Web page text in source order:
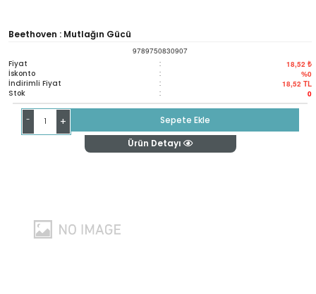
Beethoven : Mutlağın Gücü
9789750830907
Fiyat : 18,52 ₺
İskonto : %0
İndirimli Fiyat : 18,52 TL
Stok : 0
- +
Sepete Ekle
Ürün Detayı